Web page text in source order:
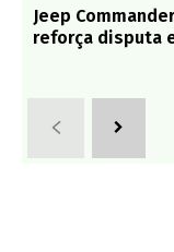
Jeep
reforça disputa